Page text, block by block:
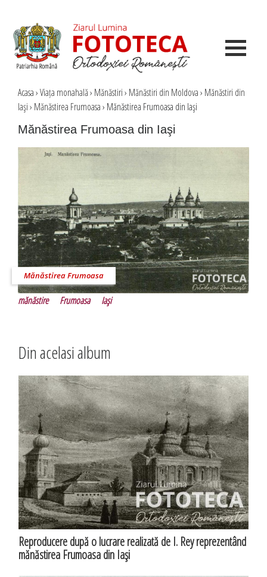
Acasa›Viața monahală› Mănăstiri› Mănăstiri din Moldova› Mănăstiri din
Iaşi› Mănăstirea Frumoasa› Mănăstirea Frumoasa din Iaşi
Mănăstirea Frumoasa din Iaşi
Mănăstirea Frumoasa
mănăstire Frumoasa Iaşi
Din acelasi album
Reproducere după o lucrare realizată de I. Rey reprezentând
mănăstirea Frumoasa din Iaşi